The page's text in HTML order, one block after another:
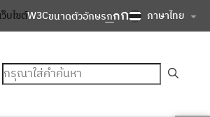
บไซต์W3Cขนาดตัวอักษรกกก ภาษาไทย
า